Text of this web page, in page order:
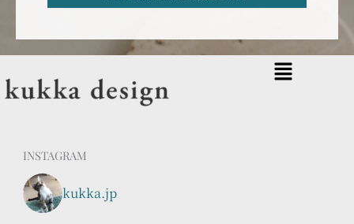
メ
ニ
INSTAGRAM
kukka.jp